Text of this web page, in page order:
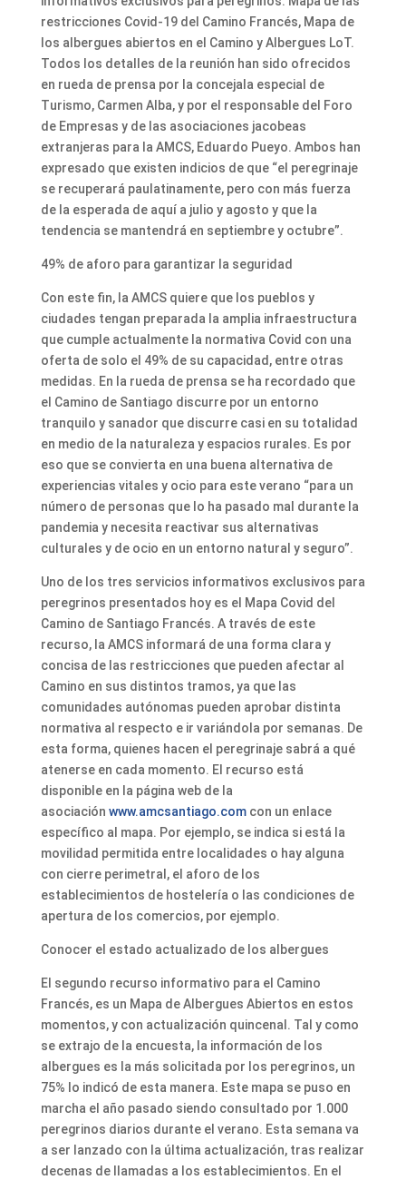
restricciones Covid-19 del Camino Francés, Mapa de
los albergues abiertos en el Camino y Albergues LoT.
Todos los detalles de la reunión han sido ofrecidos
en rueda de prensa por la concejala especial de
Turismo, Carmen Alba, y por el responsable del Foro
de Empresas y de las asociaciones jacobeas
extranjeras para la AMCS, Eduardo Pueyo. Ambos han
expresado que existen indicios de que “el peregrinaje
se recuperará paulatinamente, pero con más fuerza
de la esperada de aquí a julio y agosto y que la
tendencia se mantendrá en septiembre y octubre”.
49% de aforo para garantizar la seguridad
Con este fin, la AMCS quiere que los pueblos y
ciudades tengan preparada la amplia infraestructura
que cumple actualmente la normativa Covid con una
oferta de solo el 49% de su capacidad, entre otras
medidas. En la rueda de prensa se ha recordado que
el Camino de Santiago discurre por un entorno
tranquilo y sanador que discurre casi en su totalidad
en medio de la naturaleza y espacios rurales. Es por
eso que se convierta en una buena alternativa de
experiencias vitales y ocio para este verano “para un
número de personas que lo ha pasado mal durante la
pandemia y necesita reactivar sus alternativas
culturales y de ocio en un entorno natural y seguro”.
Uno de los tres servicios informativos exclusivos para
peregrinos presentados hoy es el Mapa Covid del
Camino de Santiago Francés. A través de este
recurso, la AMCS informará de una forma clara y
concisa de las restricciones que pueden afectar al
Camino en sus distintos tramos, ya que las
comunidades autónomas pueden aprobar distinta
normativa al respecto e ir variándola por semanas. De
esta forma, quienes hacen el peregrinaje sabrá a qué
atenerse en cada momento. El recurso está
disponible en la página web de la
asociación www.amcsantiago.comcon un enlace
específico al mapa. Por ejemplo, se indica si está la
movilidad permitida entre localidades o hay alguna
con cierre perimetral, el aforo de los
establecimientos de hostelería o las condiciones de
apertura de los comercios, por ejemplo.
Conocer el estado actualizado de los albergues
El segundo recurso informativo para el Camino
Francés, es un Mapa de Albergues Abiertos en estos
momentos, y con actualización quincenal. Tal y como
se extrajo de la encuesta, la información de los
albergues es la más solicitada por los peregrinos, un
75% lo indicó de esta manera. Este mapa se puso en
marcha el año pasado siendo consultado por 1.000
peregrinos diarios durante el verano. Esta semana va
a ser lanzado con la última actualización, tras realizar
decenas de llamadas a los establecimientos. En el